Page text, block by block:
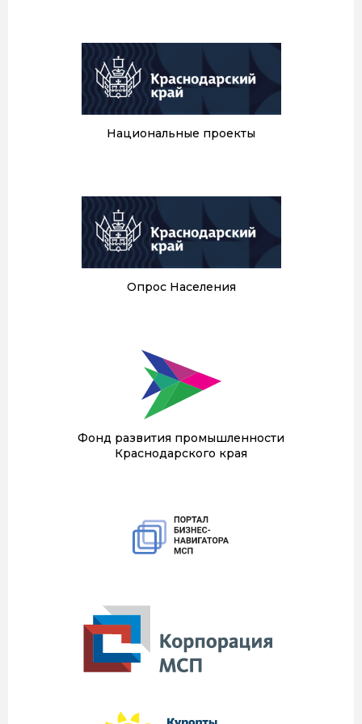
Национальные проекты
Опрос Населения
Фонд развития промышленности
Краснодарского края